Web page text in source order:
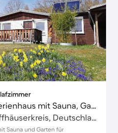
Familienorientiertes Ferienhaus mit Sauna, Garten und Terrasse
Sondershausen, Kyffhäuserkreis, Deutschland
Sauna und Garten für